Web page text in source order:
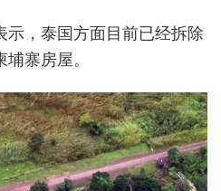
示，泰国方面目前已经拆除
寨房屋。